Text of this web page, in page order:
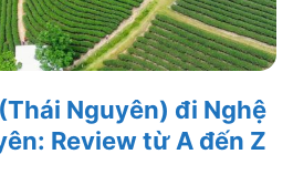
Nguyên) đi Nghệ
Review từ A đến Z